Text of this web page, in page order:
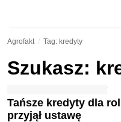
Agrofakt Tag: kredyty
Szukasz:
Tańsze kredyty dla
przyjął ustawę